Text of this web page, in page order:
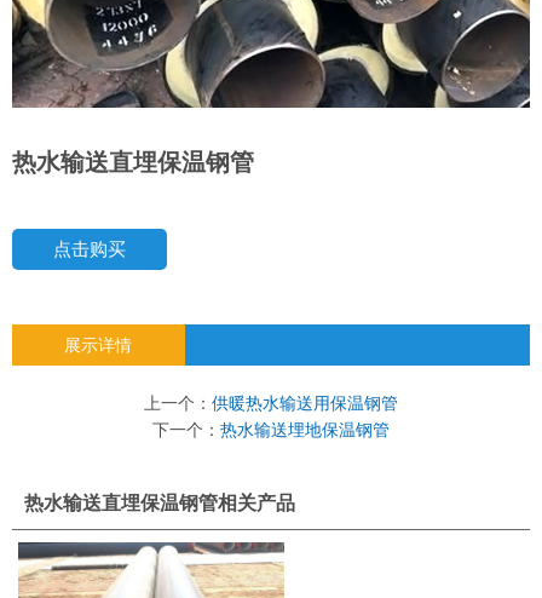
热水输送直埋保温钢管
点击购买
展示详情
上一个： 供暖热水输送用保温钢管
下一个： 热水输送埋地保温钢管
热水输送直埋保温钢管相关产品